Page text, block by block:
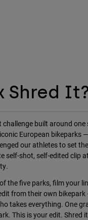
Shred
built around
European bikeparks
our athletes to set
self-shot, self-edited clip
the five parks, film your
from their own
takes everything. One
This is your edit. Shred